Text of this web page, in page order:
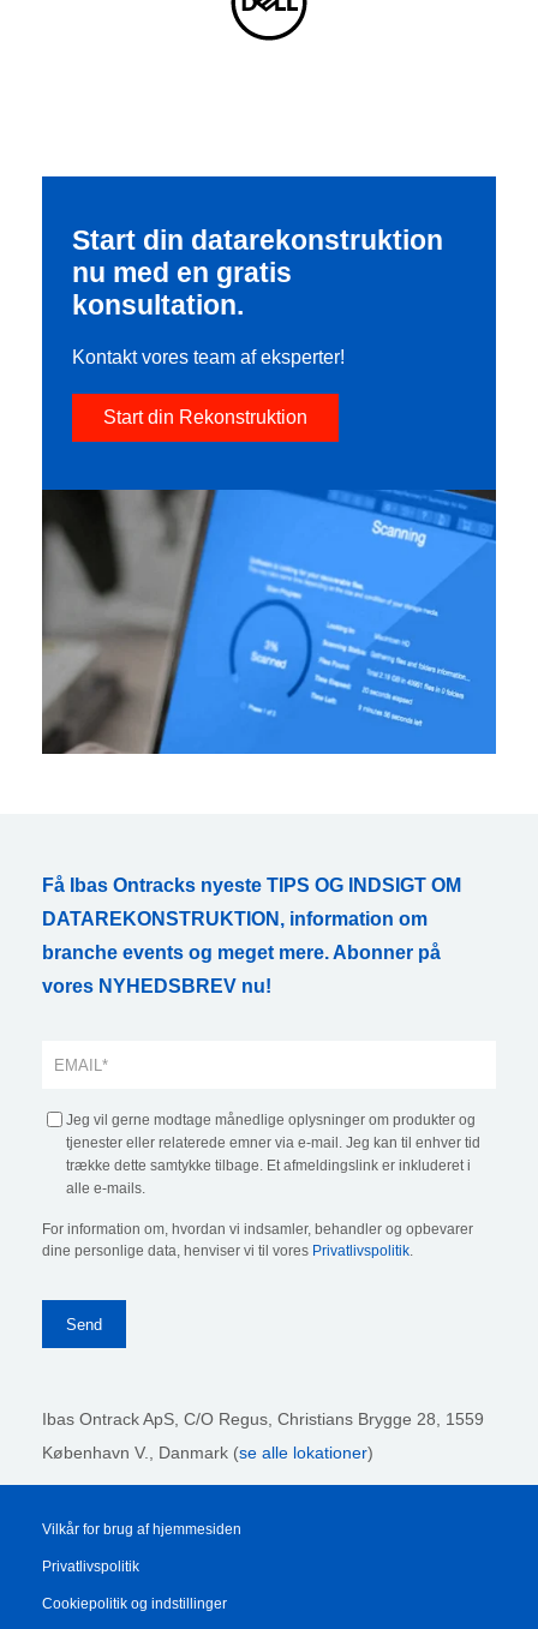
Start din datarekonstruktion
nu med en gratis
konsultation.
Kontakt vores team af eksperter!
Start din Rekonstruktion
Få Ibas Ontracks nyeste TIPS OG INDSIGT OM
DATAREKONSTRUKTION, information om
branche events og meget mere. Abonner på
vores NYHEDSBREV nu!
Jeg vil gerne modtage månedlige oplysninger om produkter og
tjenester eller relaterede emner via e-mail. Jeg kan til enhver tid
trække dette samtykke tilbage. Et afmeldingslink er inkluderet i
alle e-mails.
For information om, hvordan vi indsamler, behandler og opbevarer
dine personlige data, henviser vi til vores Privatlivspolitik.
Ibas Ontrack ApS, C/O Regus, Christians Brygge 28, 1559
København V., Danmark (se alle lokationer)
Vilkår for brug af hjemmesiden
Privatlivspolitik
Cookiepolitik og indstillinger